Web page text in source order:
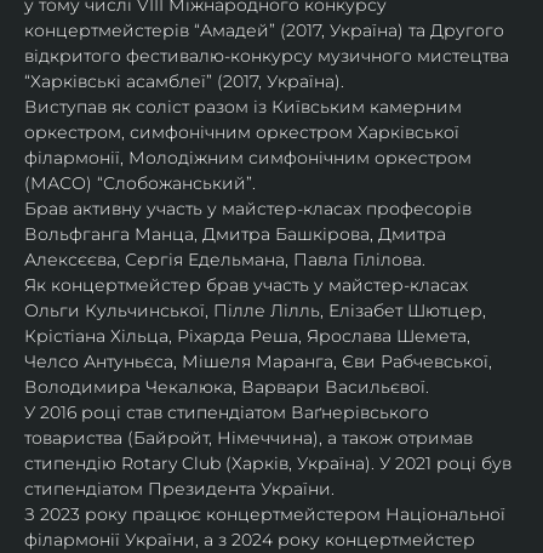
у тому числі VIII Міжнародного конкурсу
концертмейстерів “Амадей” (2017, Україна) та Другого
відкритого фестивалю-конкурсу музичного мистецтва
“Харківські асамблеї” (2017, Україна).
Виступав як соліст разом із Київським камерним
оркестром, симфонічним оркестром Харківської
філармонії, Молодіжним симфонічним оркестром
(МАСО) “Слобожанський”.
Брав активну участь у майстер-класах професорів
Вольфганга Манца, Дмитра Башкірова, Дмитра
Алексєєва, Сергія Едельмана, Павла Гілілова.
Як концертмейстер брав участь у майстер-класах
Ольги Кульчинської, Пілле Лілль, Елізабет Шютцер,
Крістіана Хільца, Ріхарда Реша, Ярослава Шемета,
Челсо Антуньєса, Мішеля Маранга, Єви Рабчевської,
Володимира Чекалюка, Варвари Васильєвої.
У 2016 році став стипендіатом Ваґнерівського
товариства (Байройт, Німеччина), а також отримав
стипендію Rotary Club (Харків, Україна). У 2021 році був
стипендіатом Президента України.
З 2023 року працює концертмейстером Національної
філармонії України, а з 2024 року концертмейстер